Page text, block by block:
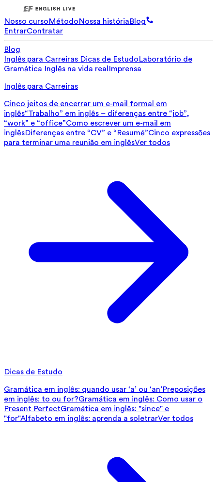
Nosso cursoMétodoNossa históriaBlog
EntrarContratar
Blog
Inglês para Carreiras Dicas de EstudoLaboratório de
Gramática Inglês na vida real Imprensa
Inglês para Carreiras
Cinco jeitos de encerrar um e-mail formal em
inglês“Trabalho” em inglês – diferenças entre “job”,
“work” e “office”Como escrever um e-mail em
inglêsDiferenças entre “CV” e “Resumé”Cinco expressões
para terminar uma reunião em inglêsVer todos
Dicas de Estudo
Gramática em inglês: quando usar ‘a’ ou ‘an’Preposições
em inglês: to ou for?Gramática em inglês: Como usar o
Present PerfectGramática em inglês: "since" e
"for"Alfabeto em inglês: aprenda a soletrarVer todos